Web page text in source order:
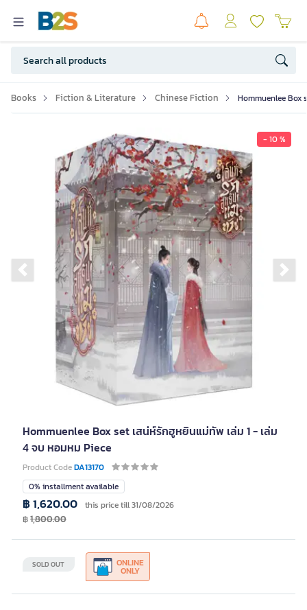
Books Fiction & Literature Chinese Fiction Hommuenlee Box
- 10 %
Previous slide
Hommuenlee Box set เสน่ห์รักฮูหยินแม่ทัพ เล่ม 1 - เล่ม
4 จบ หอมหม Piece
Product CodeDA13170
0% installment available
SOLD OUT ONLINE
ONLY
฿ 1,620.00 this price till 31/08/2026
฿1,800.00